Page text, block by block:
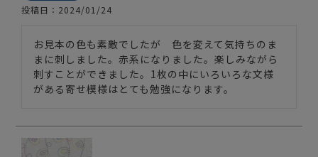
投稿日 2024/01/24
お見本の色も素敵でしたが　色を変えて気持ちのま
まに刺しました。赤系になりました。楽しみながら
刺すことができました。1枚の中にいろいろな文様
がある寄せ模様はとても勉強になります。